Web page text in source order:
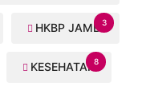
HKBP JAMBI3
KESEHATAN8